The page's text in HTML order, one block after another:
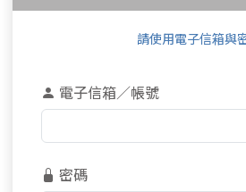
請使用電子信箱與
電子信箱／帳號
密碼